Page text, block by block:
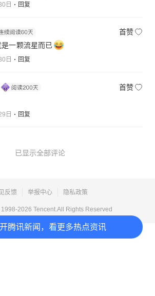
腾讯新闻，看更多热点资讯
日 回复
首赞
一颗流星而已
日 回复
首赞
日 回复
已显示全部评论
反馈 举报中心 隐私政策
2026 Tencent.All Rights Reserved